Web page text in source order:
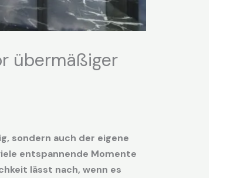
übermäßiger
sondern auch der eigene
entspannende Momente
lässt nach, wenn es